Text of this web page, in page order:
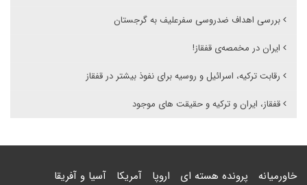
بررسی اهداف ضدروسی سفرعلیف به گرجستان
ایران در مخمصەی قفقاز!
رقابت ترکیه، اسرائیل و روسیه برای نفوذ بیشتر در قفقاز
قفقاز، ایران و ترکیه و حقیقت های موجود
خاورمیانه پرونده هسته ای اروپا آمریکا آسیا و آفریقا